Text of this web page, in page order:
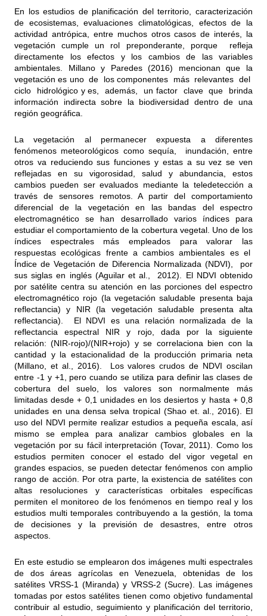
En los estudios de planificación del territorio, caracterización
de ecosistemas, evaluaciones climatológicas, efectos de la
actividad antrópica, entre muchos otros casos de interés, la
vegetación cumple un rol preponderante, porque refleja
directamente los efectos y los cambios de las variables
ambientales. Millano y Paredes (2016) mencionan que la
vegetación es uno de los componentes más relevantes del
ciclo hidrológico y es, además, un factor clave que brinda
información indirecta sobre la biodiversidad dentro de una
región geográfica.
La vegetación al permanecer expuesta a diferentes
fenómenos meteorológicos como sequía, inundación, entre
otros va reduciendo sus funciones y estas a su vez se ven
reflejadas en su vigorosidad, salud y abundancia, estos
cambios pueden ser evaluados mediante la teledetección a
través de sensores remotos. A partir del comportamiento
diferencial de la vegetación en las bandas del espectro
electromagnético se han desarrollado varios índices para
estudiar el comportamiento de la cobertura vegetal. Uno de los
índices espectrales más empleados para valorar las
respuestas ecológicas frente a cambios ambientales es el
Índice de Vegetación de Diferencia Normalizada (NDVI), por
sus siglas en inglés (Aguilar et al., 2012). El NDVI obtenido
por satélite centra su atención en las porciones del espectro
electromagnético rojo (la vegetación saludable presenta baja
reflectancia) y NIR (la vegetación saludable presenta alta
reflectancia). El NDVI es una relación normalizada de la
reflectancia espectral NIR y rojo, dada por la siguiente
relación: (NIR-rojo)/(NIR+rojo) y se correlaciona bien con la
cantidad y la estacionalidad de la producción primaria neta
(Millano, et al., 2016). Los valores crudos de NDVI oscilan
entre -1 y +1, pero cuando se utiliza para definir las clases de
cobertura del suelo, los valores son normalmente más
limitadas desde + 0,1 unidades en los desiertos y hasta + 0,8
unidades en una densa selva tropical (Shao et. al., 2016). El
uso del NDVI permite realizar estudios a pequeña escala, así
mismo se emplea para analizar cambios globales en la
vegetación por su fácil interpretación (Tovar, 2011). Como los
estudios permiten conocer el estado del vigor vegetal en
grandes espacios, se pueden detectar fenómenos con amplio
rango de acción. Por otra parte, la existencia de satélites con
altas resoluciones y características orbitales específicas
permiten el monitoreo de los fenómenos en tiempo real y los
estudios multi temporales contribuyendo a la gestión, la toma
de decisiones y la previsión de desastres, entre otros
aspectos.
En este estudio se emplearon dos imágenes multi espectrales
de dos áreas agrícolas en Venezuela, obtenidas de los
satélites VRSS-1 (Miranda) y VRSS-2 (Sucre). Las imágenes
tomadas por estos satélites tienen como objetivo fundamental
contribuir al estudio, seguimiento y planificación del territorio,